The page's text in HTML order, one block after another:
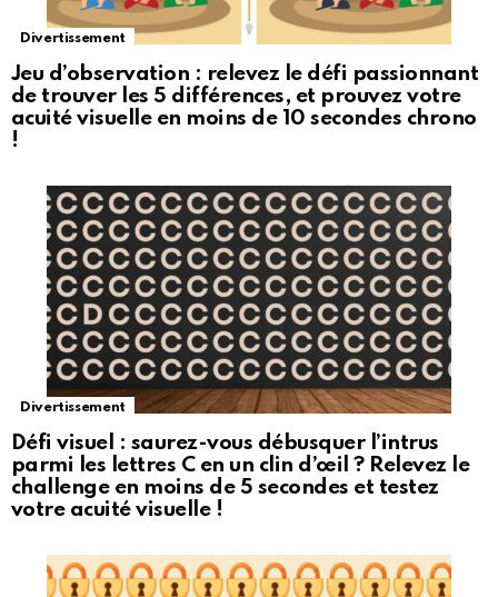
Divertissement
Jeu d’observation : relevez le défi passionnant
de trouver les 5 différences, et prouvez votre
acuité visuelle en moins de 10 secondes chrono
!
Divertissement
Défi visuel : saurez-vous débusquer l’intrus
parmi les lettres C en un clin d’œil ? Relevez le
challenge en moins de 5 secondes et testez
votre acuité visuelle !